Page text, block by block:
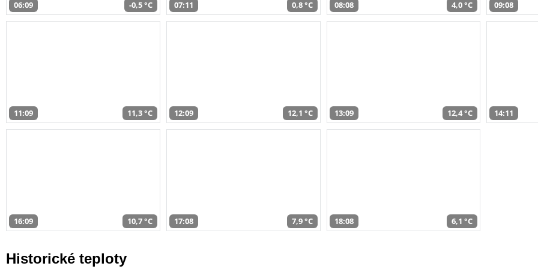
06:09 -0,5 °C 07:11 0,8 °C 08:08 4,0 °C 09:08
11:09 11,3 °C 12:09 12,1 °C 13:09 12,4 °C 14:11
16:09 10,7 °C 17:08 7,9 °C 18:08 6,1 °C
Historické teploty